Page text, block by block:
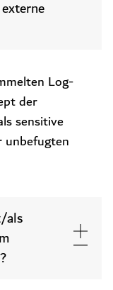
Log-
der
sensitive
als